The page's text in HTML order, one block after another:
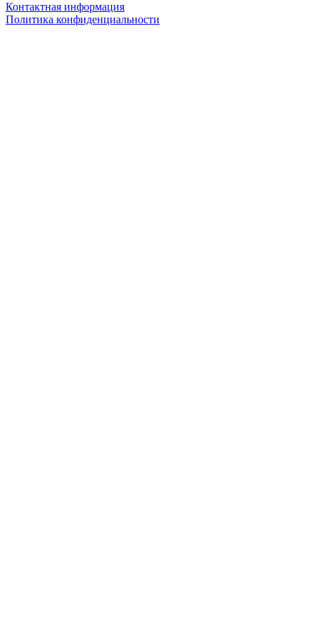
Контактная информация
Политика конфиденциальности